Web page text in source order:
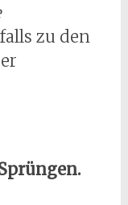
zu den